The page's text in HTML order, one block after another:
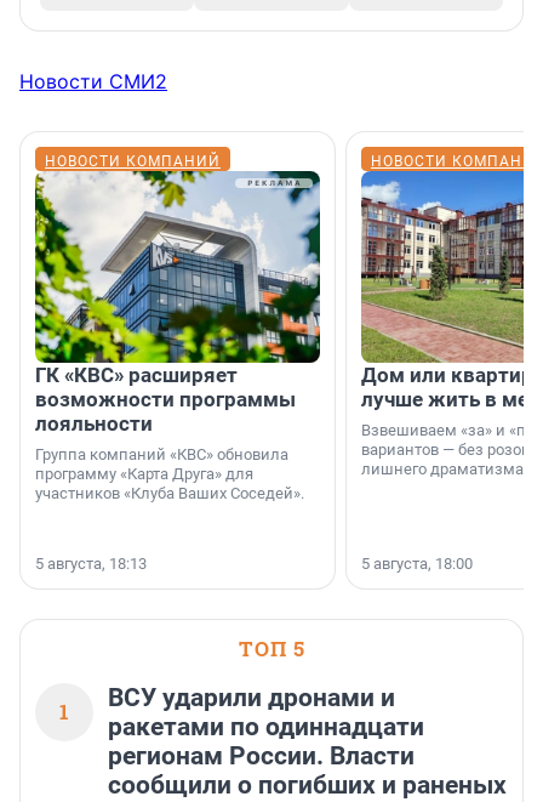
Новости СМИ2
НОВОСТИ КОМПАНИЙ
ГК «КВС» расширяет
возможности программы
лояльности
Группа компаний «КВС» обновила
программу «Карта Друга» для
участников «Клуба Ваших Соседей».
5 августа, 18:13
НОВОСТИ
Дом или
лучше жить в
Взвешиваем «за» и
вариантов — без
лишнего драматизма.
5 августа, 18:00
ТОП 5
1
ВСУ ударили дронами и
ракетами по одиннадцати
регионам России. Власти
сообщили о погибших и раненых